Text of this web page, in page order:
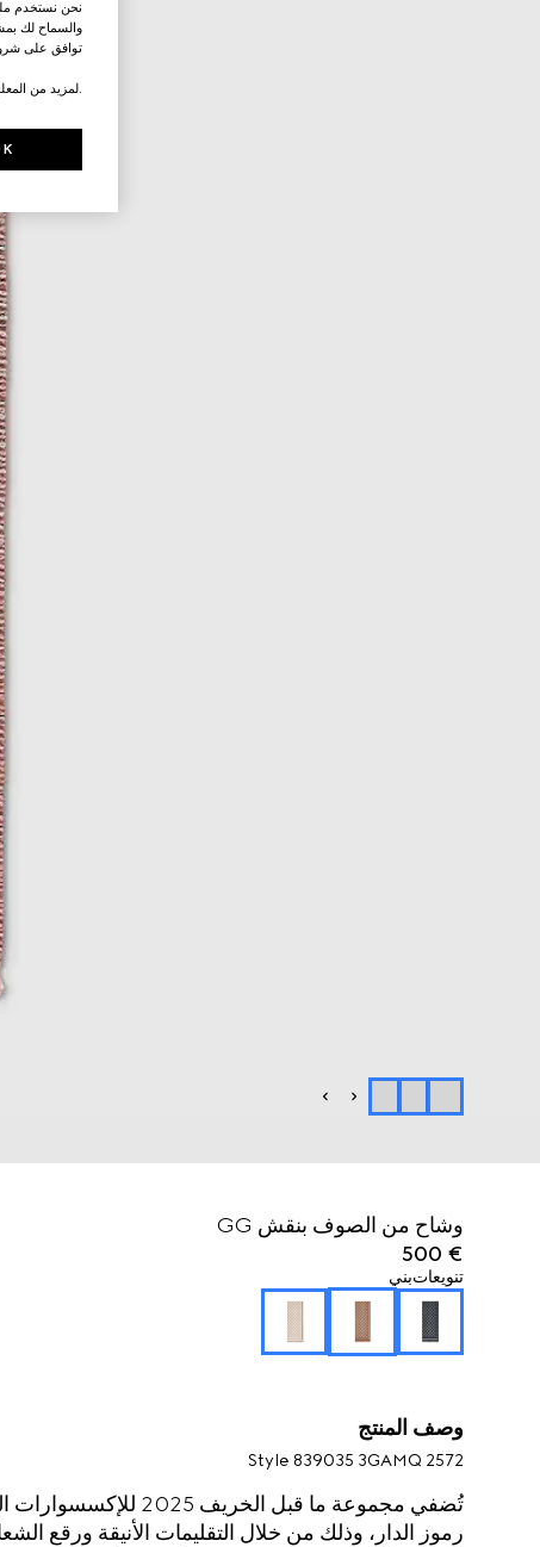
وشاح من الصوف بنقش GG
€ 500
تنويعاتبني
وصف المنتج
Style ‎839035 3GAMQ 2572
تُضفي مجموعة ما قبل
رموز الدار، وذلك من خلال التقليمات الأنيقة ورقع
نحن نستخدم
والسماح لك
توافق على
.لمزيد من